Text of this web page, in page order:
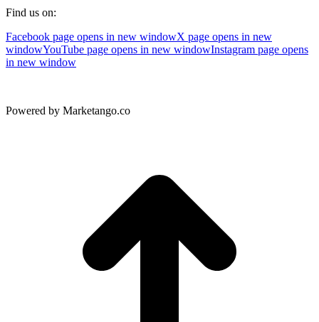
Find us on:
Facebook page opens in new windowX page opens in new
windowYouTube page opens in new windowInstagram page opens
in new window
Powered by Marketango.co